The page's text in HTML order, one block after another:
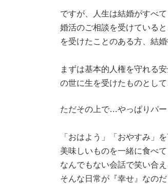
ですが、人生は結婚がすべ
婚活のご相談を受けている
を受けたことのある方、結
まずは基本的人権を守れる
の世に生を受けたものとし
ただその上で…やっぱりパー
「おはよう」「おやすみ」
美味しいものを一緒に食べ
なんでもない会話で笑い合え
そんな日常が『幸せ』なのだ